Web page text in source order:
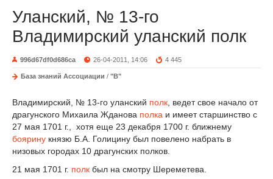
Уланский, № 13-го
Владимирский уланский полк
996d67df0d686ca 26-04-2011, 14:06 4 445
База знаний Ассоциации / "В"
Владимирский, № 13-го уланский полк , ведет свое начало от
драгунского Михаила Жданова полка и имеет старшинство с
27 мая 1701 г., хотя еще 23 декабря 1700 г. ближнему
боярину князю Б.А. Голицину был повелено набрать в
низовых городах 10 драгунских полков.
21 мая 1701 г. полк был на смотру Шереметева.